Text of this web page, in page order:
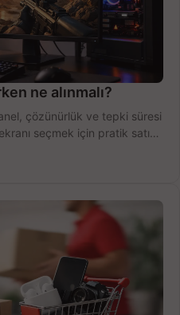
ne alınmalı?
çözünürlük ve tepki süresi
seçmek için pratik satın